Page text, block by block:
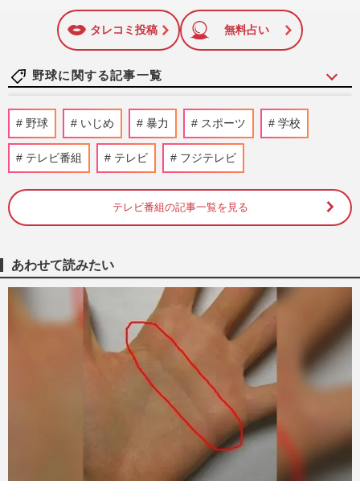
特に関心の高い題材の記事を、WEB向けにリライトして配信
しています！
に追加
タレコミ投稿 無料占い
野球に関する記事一覧
大谷翔平が異例の“ホームランボール回
収”、妻・真美子さんと球場デビューの息
子の記念か、家族愛と子煩悩…
週刊女性PRIME
「第108回全国高校野球選手権大会」甲子
園初の女性審判委員のよる2度の“誤審”騒
週刊女性PRIME
巨人・高梨雄平投手に”お泊まり不倫”報道
も「ゾンビのせいで不倫がかわいく見え
る」ファンの反応が示す野…
週刊女性PRIME 2026/8/7
阪神タイガース・元山飛優の落球エラーに
DeNA・牧秀悟もビックリ！2連覇目指す
藤川球児監督の“泣きどころ…
2026/8/7
野球 いじめ 暴力 スポーツ 学校
テレビ番組 テレビ フジテレビ
テレビ番組の記事一覧を見る
あわせて読みたい